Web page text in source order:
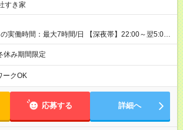
すき家
実働時間：最大7時間/日 【深夜帯】22:00～翌5:00
日2h～OK◎ ※22:00から翌5:00までは18歳以上の方
です（18歳未満の深夜業務禁止のため） ★深夜で
2名以上での勤務を行いますので、安心して働けま
休み期間限定
ークOK
応募する 詳細へ